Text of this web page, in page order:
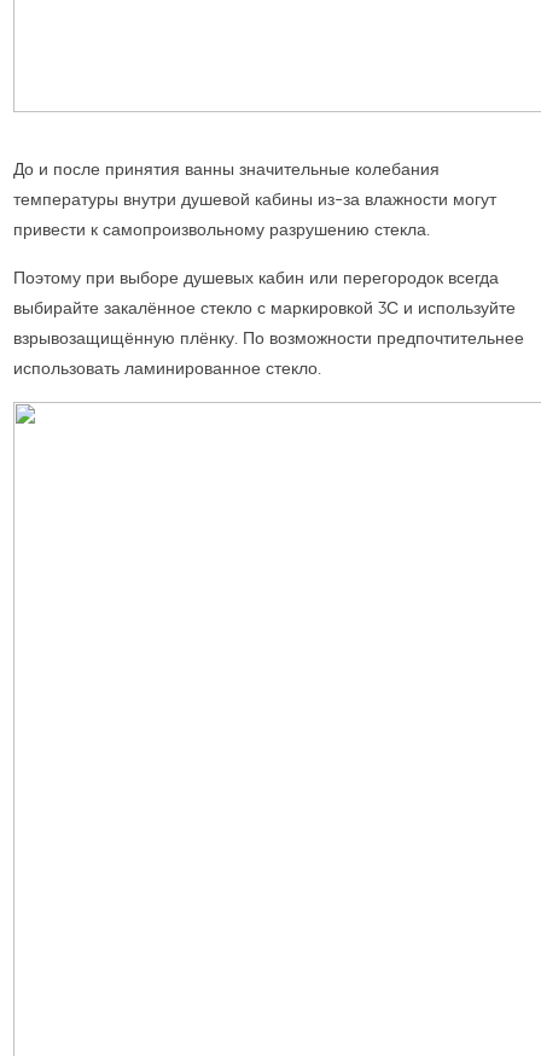
До и после принятия ванны значительные колебания
температуры внутри душевой кабины из-за влажности могут
привести к самопроизвольному разрушению стекла.
Поэтому при выборе душевых кабин или перегородок всегда
выбирайте закалённое стекло с маркировкой 3С и используйте
взрывозащищённую плёнку. По возможности предпочтительнее
использовать ламинированное стекло.